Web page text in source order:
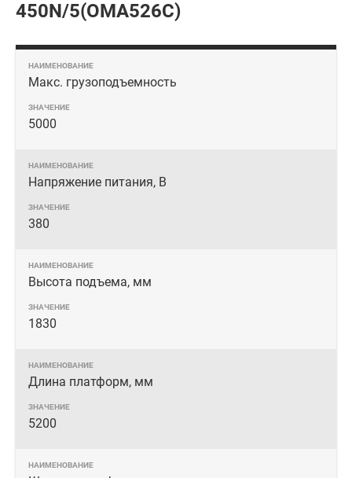
450N/5(OMA526C)
Макс. грузоподъемность
5000
Напряжение питания, В
380
Высота подъема, мм
1830
Длина платформ, мм
5200